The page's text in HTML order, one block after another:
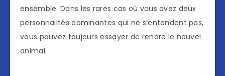
ensemble. Dans les rares cas où vous avez deux
personnalités dominantes qui ne s’entendent pas,
vous pouvez toujours essayer de rendre le nouvel
animal.